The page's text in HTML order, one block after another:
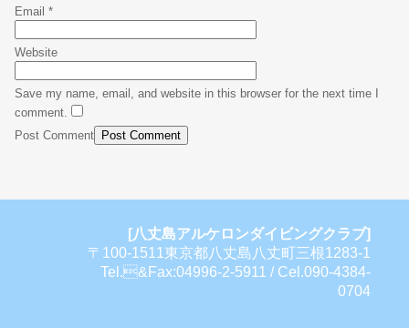
Email *
Website
Save my name, email, and website in this browser for the next time I
comment.
Post Comment
[八丈島アルケロンダイビングクラブ]
〒100-1511東京都八丈島八丈町三根1283-1
Tel.&Fax:04996-2-5911 / Cel.090-4384-
0704